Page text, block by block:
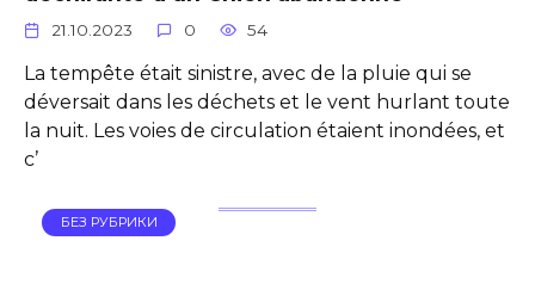
21.10.2023 0 54
La tempête était sinistre, avec de la pluie qui se
déversait dans les déchets et le vent hurlant toute
la nuit. Les voies de circulation étaient inondées, et
c’
БЕЗ РУБРИКИ